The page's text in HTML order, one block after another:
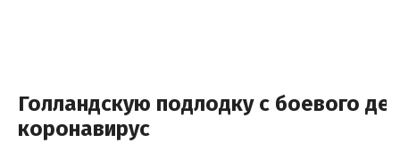
Голландскую подлодку с боевого
коронавирус